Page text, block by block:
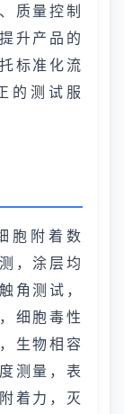
质量控制
升产品的
标准化流
的测试服
胞附着数
，涂层均
角测试，
细胞毒性
生物相容
测量，表
着力，灭